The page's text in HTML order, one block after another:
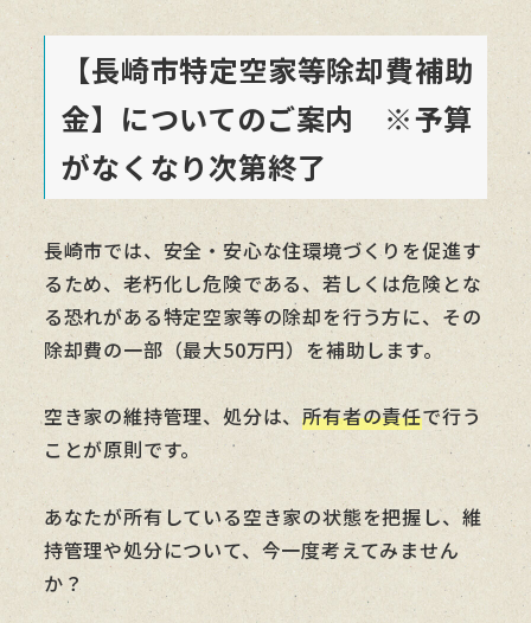
【長崎市特定空家等除却費補助
金】についてのご案内 ※予算
がなくなり次第終了
長崎市では、安全・安心な住環境づくりを促進す
るため、老朽化し危険である、若しくは危険とな
る恐れがある特定空家等の除却を行う方に、その
除却費の一部（最大50万円）を補助します。
空き家の維持管理、処分は、所有者の責任で行う
ことが原則です。
あなたが所有している空き家の状態を把握し、維
持管理や処分について、今一度考えてみません
か？